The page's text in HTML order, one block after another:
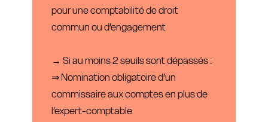
pour une comptabilité de droit
commun ou d’engagement
→ Si au moins 2 seuils sont dépassés :
⇒ Nomination obligatoire d’un
commissaire aux comptes en plus de
l’expert-comptable